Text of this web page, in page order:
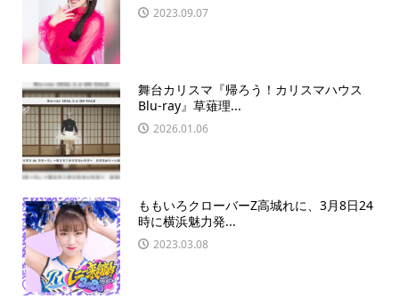
2023.09.07
舞台カリスマ『帰ろう！カリスマハウス
Blu-ray』草薙理...
2026.01.06
ももいろクローバーZ高城れに、3月8日24
時に横浜魅力発...
2023.03.08